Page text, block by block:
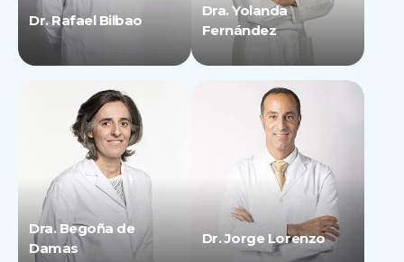
Dr. Rafael Bilbao
Dra. Yolanda
Fernández
Dra. Begoña de
Damas
Dr. Jorge Lorenzo